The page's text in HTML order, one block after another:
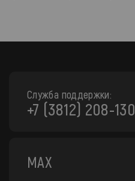
Служба поддержки:
+7 (3812) 208-130
MAX